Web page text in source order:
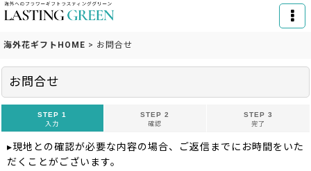
海外花ギフトHOME > お問合せ
お問合せ
STEP 1
入力
STEP 2
確認
STEP 3
完了
▸現地との確認が必要な内容の場合、ご返信までにお時間をいた
だくことがございます。